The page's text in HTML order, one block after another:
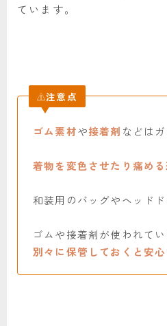
ています。
注意点
ゴム素材や接着剤 などは
着物を変色させたり痛め
和装用のバッグやヘッドド
ゴムや接着剤が使われて
別々に保管しておくと安心